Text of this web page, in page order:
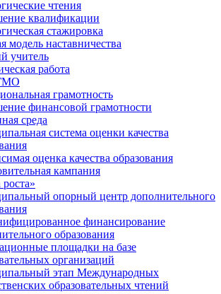
чтения
квалификации
стажировка
модель наставничества
учитель
работа
грамотность
финансовой грамотности
среда
система оценки качества
оценка качества образования
кампания
опорный центр дополнительного
финансирование
образования
площадки на базе
организаций
этап Международных
образовательных чтений